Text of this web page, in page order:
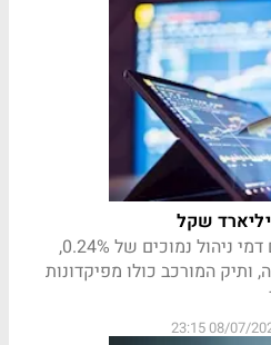
קרן כספית שקלית ותיקה עם דמי ניהול נמוכים של 0.24%,
ותיק המורכב כולו מפיקדונות
08/07/2026